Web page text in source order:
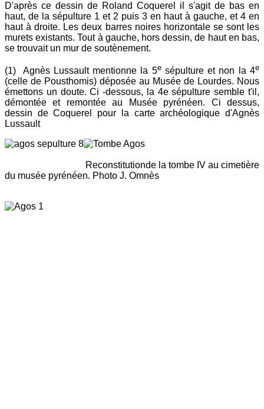
D'après ce dessin de Roland Coquerel il s'agit de bas en
haut, de la sépulture 1 et 2 puis 3 en haut à gauche, et 4 en
haut à droite. Les deux barres noires horizontale se sont les
murets existants. Tout à gauche, hors dessin, de haut en bas,
se trouvait un mur de soutènement.
(1) Agnès Lussault mentionne la 5esépulture et non la 4e
(celle de Pousthomis) déposée au Musée de Lourdes. Nous
émettons un doute. Ci -dessous, la 4e sépulture semble t'il,
démontée et remontée au Musée pyrénéen. Ci dessus,
dessin de Coquerel pour la carte archéologique d'Agnès
Lussault
Reconstitutionde la tombe IV au cimetière
du musée pyrénéen. Photo J. Omnès